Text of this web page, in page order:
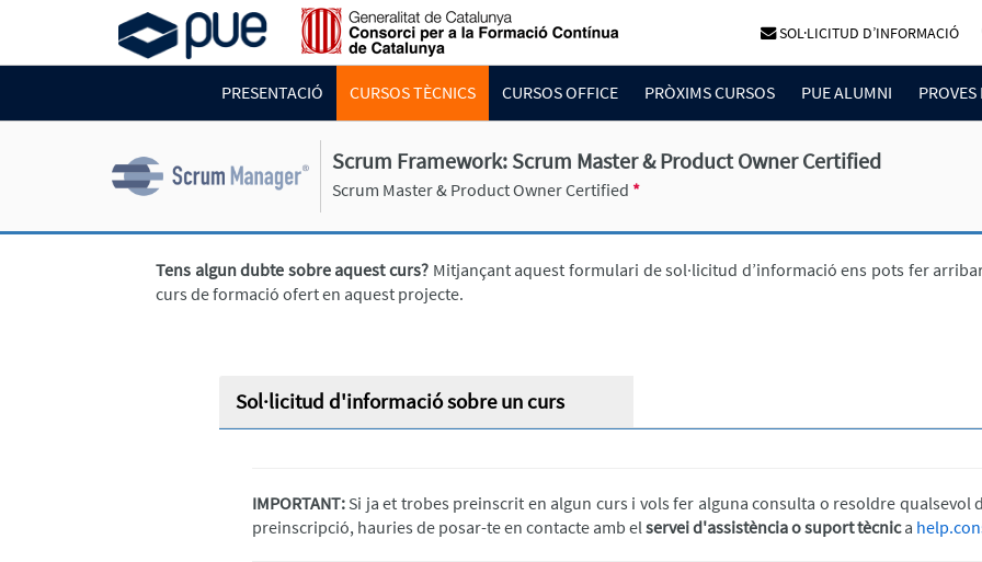
SOL·LICITUD D’INFORMACIÓ
PRESENTACIÓ CURSOS TÈCNICS CURSOS OFFICE PRÒXIMS CURSOS PUE ALUMNI
Scrum Framework: Scrum Master & Product Owner Certified
Scrum Master & Product Owner Certified *
Tens algun dubte sobre aquest curs? Mitjançant aquest formulari de sol·licitud d’informació ens pots fer
curs de formació ofert en aquest projecte.
Sol·licitud d'informació sobre un curs
IMPORTANT:Si ja et trobes preinscrit en algun curs i vols fer alguna consulta o resoldre qualsevol
preinscripció, hauries de posar-te en contacte amb elservei d'assistència o suport tècnica